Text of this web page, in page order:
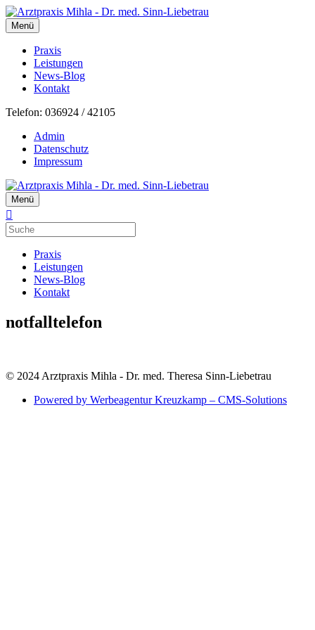
Menü
Praxis
Leistungen
News-Blog
Kontakt
Telefon: 036924 / 42105
Admin
Datenschutz
Impressum
Menü
Praxis
Leistungen
News-Blog
Kontakt
notfalltelefon
© 2024 Arztpraxis Mihla - Dr. med. Theresa Sinn-Liebetrau
Powered by Werbeagentur Kreuzkamp – CMS-Solutions